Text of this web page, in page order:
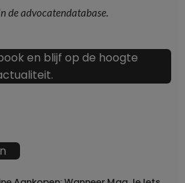
de advocatendatabase.
en blijf op de hoogte